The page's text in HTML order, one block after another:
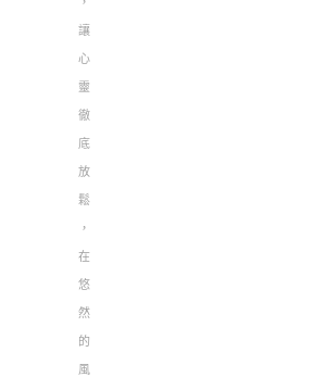
，
讓
心
靈
徹
底
放
鬆
，
在
悠
然
的
風